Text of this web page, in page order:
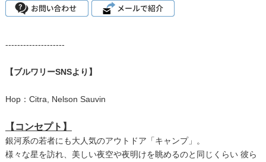
--------------------
【ブルワリーSNSより】
Hop：Citra, Nelson Sauvin
【コンセプト】
銀河系の若者にも大人気のアウトドア「キャンプ」。
様々な星を訪れ、美しい夜空や夜明けを眺めるのと同じくらい 彼ら